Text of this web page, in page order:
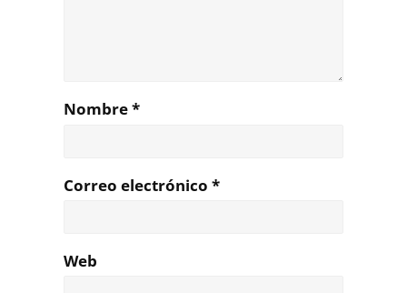
Nombre*
Correo electrónico *
Web